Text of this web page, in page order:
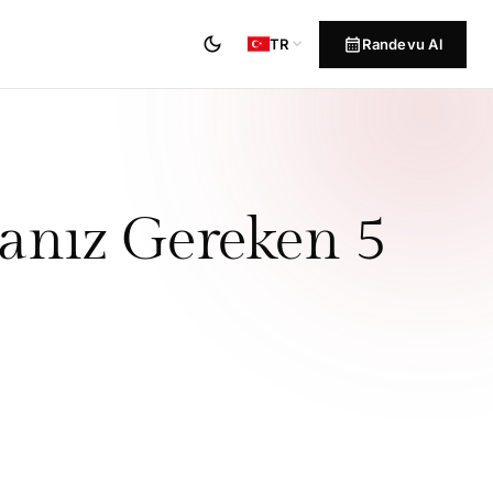
dark_mode TR expand_more calendar_monthRandevu Al
Gereken 5